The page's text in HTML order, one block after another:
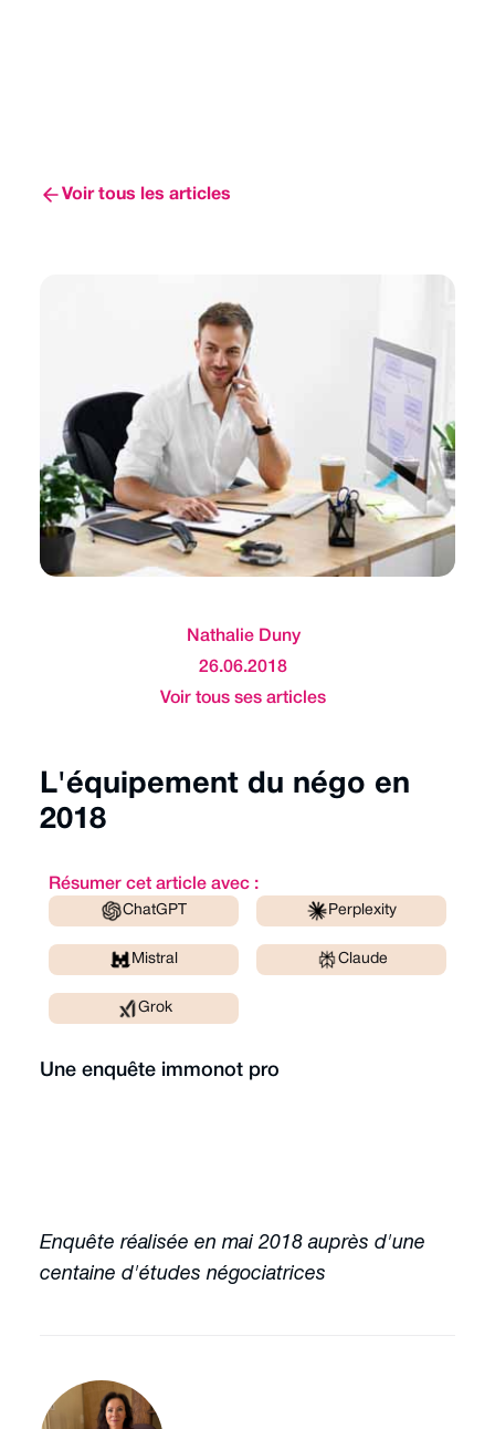
Voir tous les articles
Nathalie Duny
26.06.2018
Voir tous ses articles
L'équipement du négo en
2018
Résumer cet article avec :
ChatGPT Perplexity
Mistral Claude
Grok
Une enquête immonot pro
Enquête réalisée en mai 2018 auprès d'une
centaine d'études négociatrices